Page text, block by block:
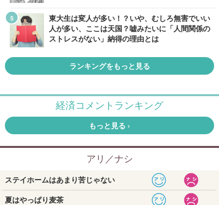
東大生は変人が多い！？いや、むしろ無害でいい
人が多い、ここは天国？嘘みたいに「人間関係の
ストレスがない」納得の理由とは
ランキングをもっと見る